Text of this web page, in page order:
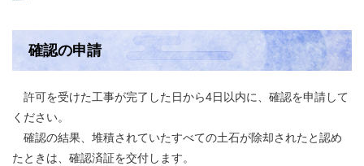
確認の申請
許可を受けた工事が完了した日から4日以内に、確認を申請して
ください。
確認の結果、堆積されていたすべての土石が除却されたと認め
たときは、確認済証を交付します。